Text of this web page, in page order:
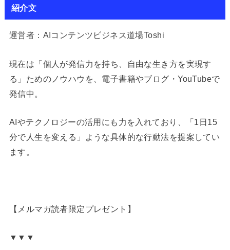
紹介文
運営者：AIコンテンツビジネス道場Toshi
現在は「個人が発信力を持ち、自由な生き方を実現す
る」ためのノウハウを、電子書籍やブログ・YouTubeで
発信中。
AIやテクノロジーの活用にも力を入れており、「1日15
分で人生を変える」ような具体的な行動法を提案してい
ます。
【メルマガ読者限定プレゼント】
▼▼▼